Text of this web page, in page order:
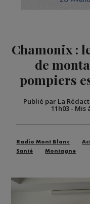
Chamonix :
de
pompiers
Publié par La
11h03- Mis
Radio Mont Blanc
Santé
Montagne